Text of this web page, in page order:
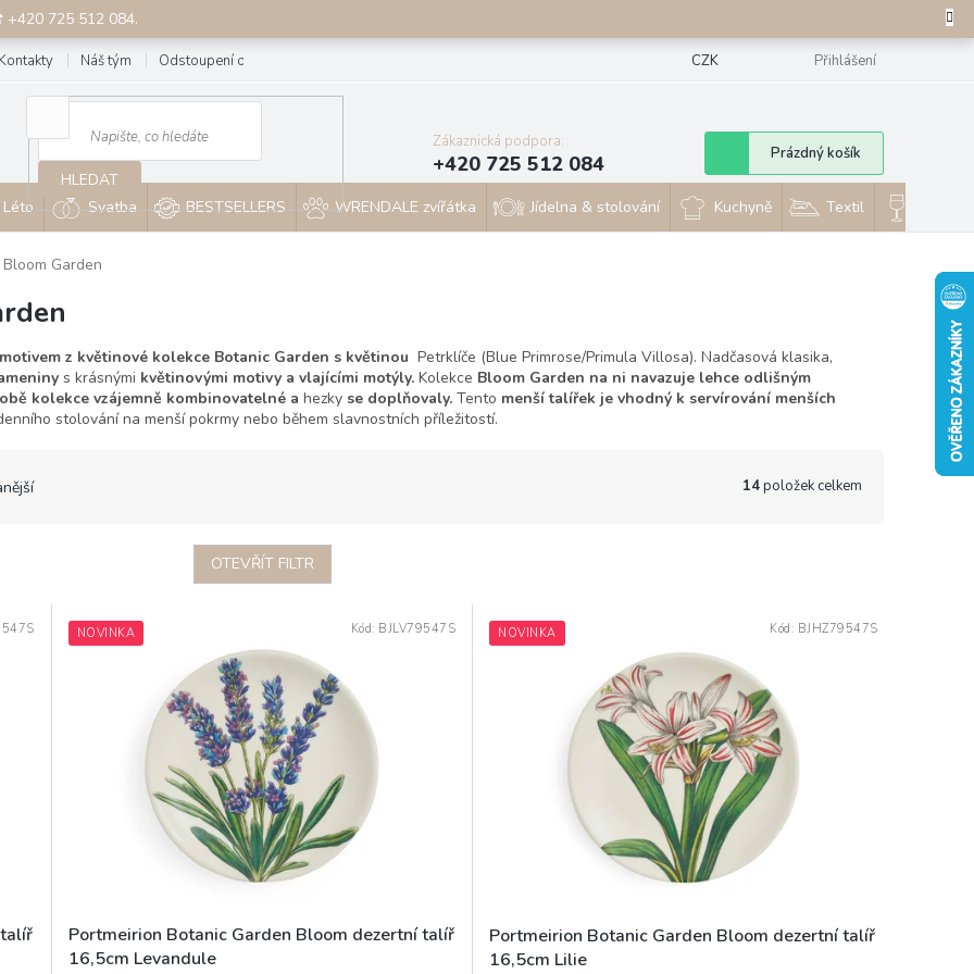
+420 725 512 084.
Kontakty Náš tým Odstoupení od smlouvy CZK Přihlášení
HLEDAT
Zákaznická podpora:
+420 725 512 084
Nákupní
košík
Prázdný košík
Léto Svatba BESTSELLERS WRENDALE zvířátka Jídelna & stolování Kuchyně Textil
Garden
z květinové kolekce Botanic Garden s květinou Petrklíče (Blue Primrose/Primula Villosa). Nadčasová klasika,
s krásnými květinovými motivy a vlajícími motýly. Kolekce Bloom Garden na ni navazuje lehce odlišným
obě kolekce vzájemně kombinovatelné a hezky se doplňovaly. Tento menší talířek je vhodný k servírování menších
stolování na menší pokrmy nebo během slavnostních příležitostí.
14položek celkem
OTEVŘÍT FILTR
NOVINKA
Portmeirion Botanic Garden Bloom dezertní talíř
16,5cm Levandule
Kód: BJLV79547S NOVINKA
Portmeirion Botanic Garden Bloom dezertní talíř
16,5cm Lilie
Kód: BJHZ79547S